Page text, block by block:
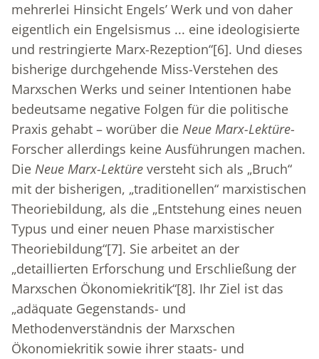
mehrerlei Hinsicht Engels’ Werk und von daher
eigentlich ein Engelsismus ... eine ideologisierte
und restringierte Marx-Rezeption“[6]. Und dieses
bisherige durchgehende Miss-Verstehen des
Marxschen Werks und seiner Intentionen habe
bedeutsame negative Folgen für die politische
Praxis gehabt – worüber die Neue Marx-Lektüre-
Forscher allerdings keine Ausführungen machen.
Die Neue Marx-Lektüre versteht sich als „Bruch“
mit der bisherigen, „traditionellen“ marxistischen
Theoriebildung, als die „Entstehung eines neuen
Typus und einer neuen Phase marxistischer
Theoriebildung“[7]. Sie arbeitet an der
„detaillierten Erforschung und Erschließung der
Marxschen Ökonomiekritik“[8]. Ihr Ziel ist das
„adäquate Gegenstands- und
Methodenverständnis der Marxschen
Ökonomiekritik sowie ihrer staats- und